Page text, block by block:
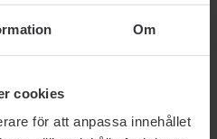
Om
cookies
för att anpassa innehållet
hudbesvär